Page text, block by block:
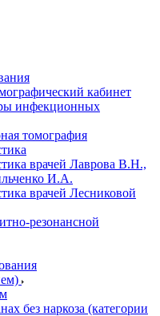
кабинет
инфекционных
томография
врачей Лаврова В.Н.,
И.А.
врачей Лесниковой
резонансной
без наркоза (категории